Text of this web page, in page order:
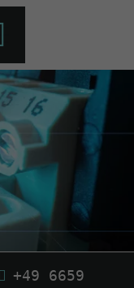
+49 6659